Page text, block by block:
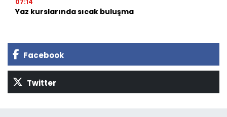
07:14
Yaz kurslarında sıcak buluşma
Facebook
Twitter